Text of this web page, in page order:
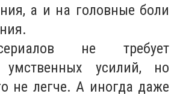
а и на головные боли
не требует
умственных усилий, но
не легче. А иногда даже